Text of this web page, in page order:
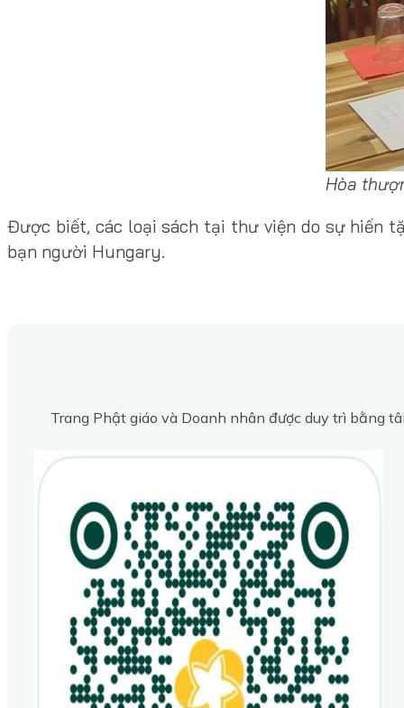
Hòa
Được biết, các loại sách tại thư viện do sự hiến
bạn người Hungary.
Trang Phật giáo và Doanh nhân được duy trì bằng